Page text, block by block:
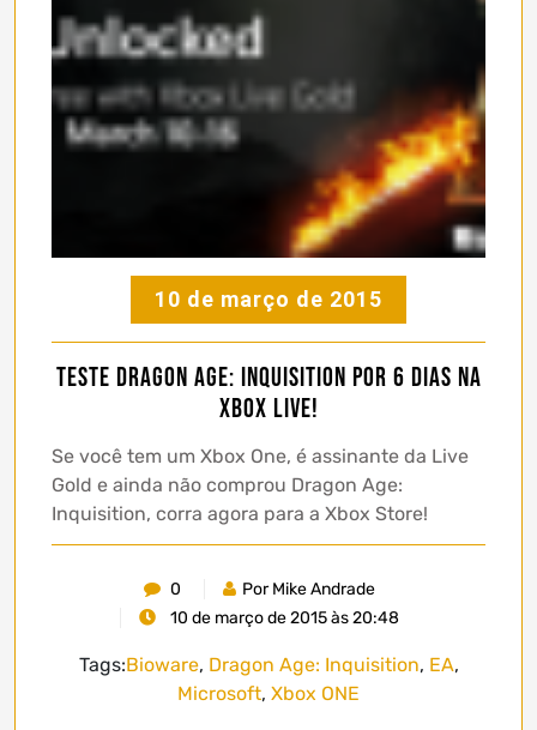
10 de março de 2015
Teste Dragon Age: Inquisition por 6 dias na
Xbox Live!
Se você tem um Xbox One, é assinante da Live
Gold e ainda não comprou Dragon Age:
Inquisition, corra agora para a Xbox Store!
0
Por Mike Andrade
10 de março de 2015 às 20:48
Tags:Bioware, Dragon Age: Inquisition, EA,
Microsoft, Xbox ONE